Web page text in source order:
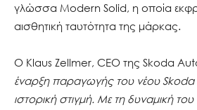
γλώσσα Modern Solid, η οποία
αισθητική ταυτότητα της μάρκας.
Ο Klaus Zellmer, CEO της Skoda
έναρξη παραγωγής του νέου Skoda
ιστορική στιγμή. Με τη δυναμική